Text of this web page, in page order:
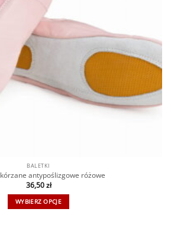
BALETKI
antypoślizgowe różowe
36,50zł
WYBIERZ OPCJE